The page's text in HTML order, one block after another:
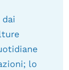
dai
lo